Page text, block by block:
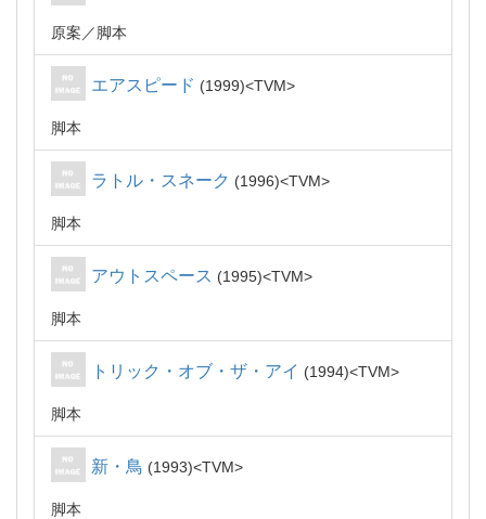
原案 脚本
エアスピード 1999 TVM
脚本
ラトル・スネーク 1996 TVM
脚本
アウトスペース 1995 TVM
脚本
トリック・オブ・ザ・アイ 1994 TVM
脚本
新・鳥 1993 TVM
脚本